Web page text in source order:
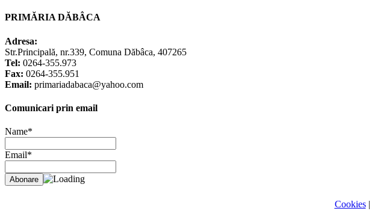
PRIMĂRIA DĂBÂCA
Adresa:
Str.Principală, nr.339, Comuna Dăbâca, 407265
Tel: 0264-355.973
Fax: 0264-355.951
Email: primariadabaca@yahoo.com
Comunicari prin email
Name*
Email*
Cookies|